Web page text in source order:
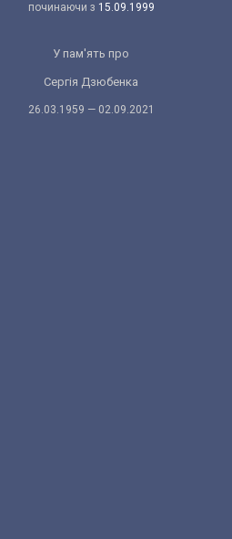
починаючи з 15.09.1999
У пам'ять про
Сергія Дзюбенка
26.03.1959 — 02.09.2021